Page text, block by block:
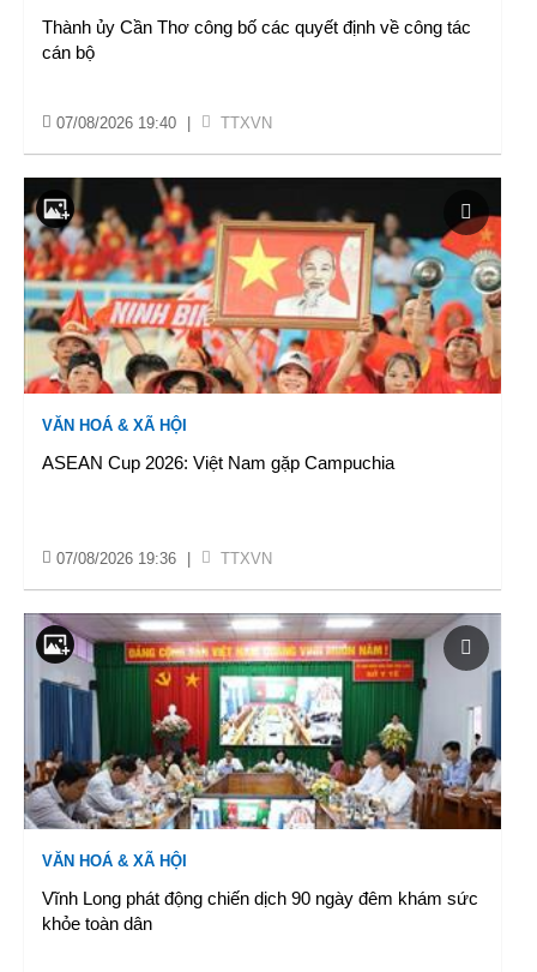
Thành ủy Cần Thơ công bố các quyết định về công tác
cán bộ
07/08/2026 19:40 TTXVN
VĂN HOÁ & XÃ HỘI
ASEAN Cup 2026: Việt Nam gặp Campuchia
07/08/2026 19:36 TTXVN
VĂN HOÁ & XÃ HỘI
Vĩnh Long phát động chiến dịch 90 ngày đêm khám sức
khỏe toàn dân